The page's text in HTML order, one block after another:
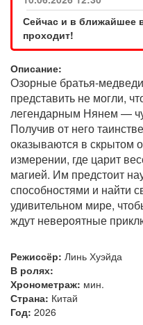
Сейчас и в ближайшее
проходит!
Описание:
Озорные братья-
представить не могли,
легендарным Нянем —
Получив от него
оказываются в скрытом
измерении, где царит
магией. Им предстоит
способностями и найти
удивительном мире,
ждут невероятные
Режиссёр: Линь Хуэйда
В ролях:
Хронометраж: мин.
Страна: Китай
Год: 2026